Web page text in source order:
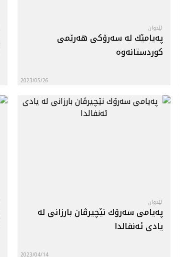
لێدوان
په‌يامێك له‌ سه‌رۆكى هه‌رێمى
كوردستانه‌وه‌
2023/05/26
لێدوان
په‌يامى سه‌رۆك نێچيرڤان بارزانى له‌
يادى ئه‌نفالدا
2023/04/14